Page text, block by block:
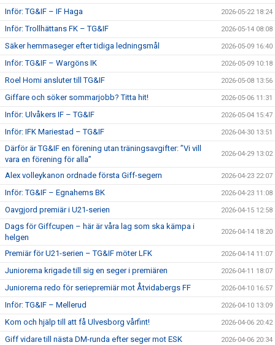
Inför: TG&IF – IF Haga 2026-05-22 18:24
Inför: Trollhättans FK – TG&IF 2026-05-14 08:08
Säker hemmaseger efter tidiga ledningsmål 2026-05-09 16:40
Inför: TG&IF – Wargöns IK 2026-05-09 10:18
Roel Homi ansluter till TG&IF 2026-05-08 13:56
Giffare och söker sommarjobb? Titta hit! 2026-05-06 11:31
Inför: Ulvåkers IF – TG&IF 2026-05-04 15:47
Inför: IFK Mariestad – TG&IF 2026-04-30 13:51
Därför är TG&IF en förening utan träningsavgifter: ”Vi vill
vara en förening för alla”
2026-04-29 13:02
Alex volleykanon ordnade första Giff-segern 2026-04-23 22:07
Inför: TG&IF – Egnahems BK 2026-04-23 11:08
Oavgjord premiär i U21-serien 2026-04-15 12:58
Dags för Giffcupen – här är våra lag som ska kämpa i
helgen
2026-04-14 18:20
Premiär för U21-serien – TG&IF möter LFK 2026-04-14 11:07
Juniorerna krigade till sig en seger i premiären 2026-04-11 18:07
Juniorerna redo för seriepremiär mot Åtvidabergs FF 2026-04-10 16:57
Inför: TG&IF – Mellerud 2026-04-10 13:09
Kom och hjälp till att få Ulvesborg vårfint! 2026-04-06 20:42
Giff vidare till nästa DM-runda efter seger mot ESK 2026-04-06 20:34